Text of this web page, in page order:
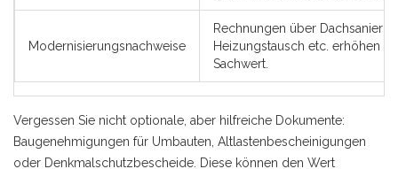
Modernisierungsnachweise
Rechnungen über
Heizungstausch etc. erhöhen
Sachwert.
Vergessen Sie nicht optionale, aber hilfreiche Dokumente:
Baugenehmigungen für Umbauten, Altlastenbescheinigungen
oder Denkmalschutzbescheide. Diese können den Wert